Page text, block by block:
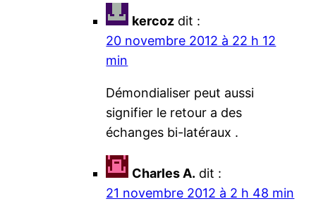
kercoz dit :
20 novembre 2012 à 22 h 12
min
Démondialiser peut aussi
signifier le retour a des
échanges bi-latéraux .
Charles A. dit :
21 novembre 2012 à 2 h 48 min